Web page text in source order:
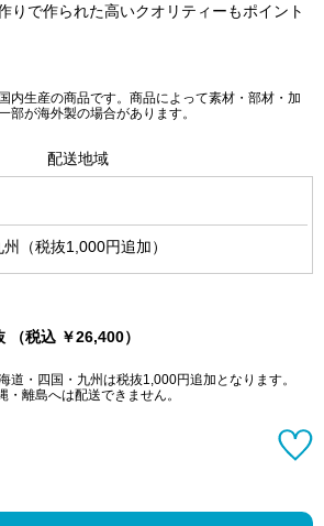
りで作られた高いクオリティーもポイント
内生産の商品です。商品によって素材・部材・加
部が海外製の場合があります。
配送地域
（税抜1,000円追加）
（税込 ￥26,400）
道・四国・九州は税抜1,000円追加となります。
・離島へは配送できません。